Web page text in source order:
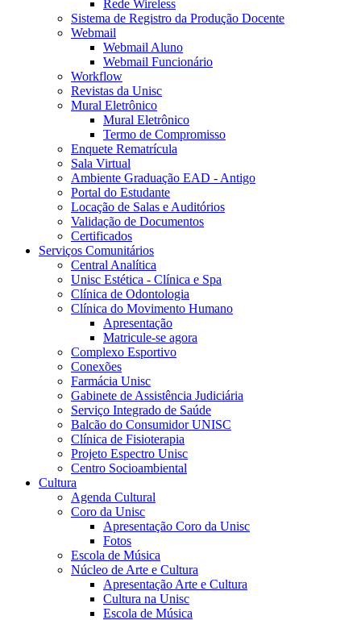
Rede Wireless
Sistema de Registro da Produção Docente
Webmail
Webmail Aluno
Webmail Funcionário
Workflow
Revistas da Unisc
Mural Eletrônico
Mural Eletrônico
Termo de Compromisso
Enquete Rematrícula
Sala Virtual
Ambiente Graduação EAD - Antigo
Portal do Estudante
Locação de Salas e Auditórios
Validação de Documentos
Certificados
Serviços Comunitários
Central Analítica
Unisc Estética - Clínica e Spa
Clínica de Odontologia
Clínica do Movimento Humano
Apresentação
Matricule-se agora
Complexo Esportivo
Conexões
Farmácia Unisc
Gabinete de Assistência Judiciária
Serviço Integrado de Saúde
Balcão do Consumidor UNISC
Clínica de Fisioterapia
Projeto Espectro Unisc
Centro Socioambiental
Cultura
Agenda Cultural
Coro da Unisc
Apresentação Coro da Unisc
Fotos
Escola de Música
Núcleo de Arte e Cultura
Apresentação Arte e Cultura
Cultura na Unisc
Escola de Música